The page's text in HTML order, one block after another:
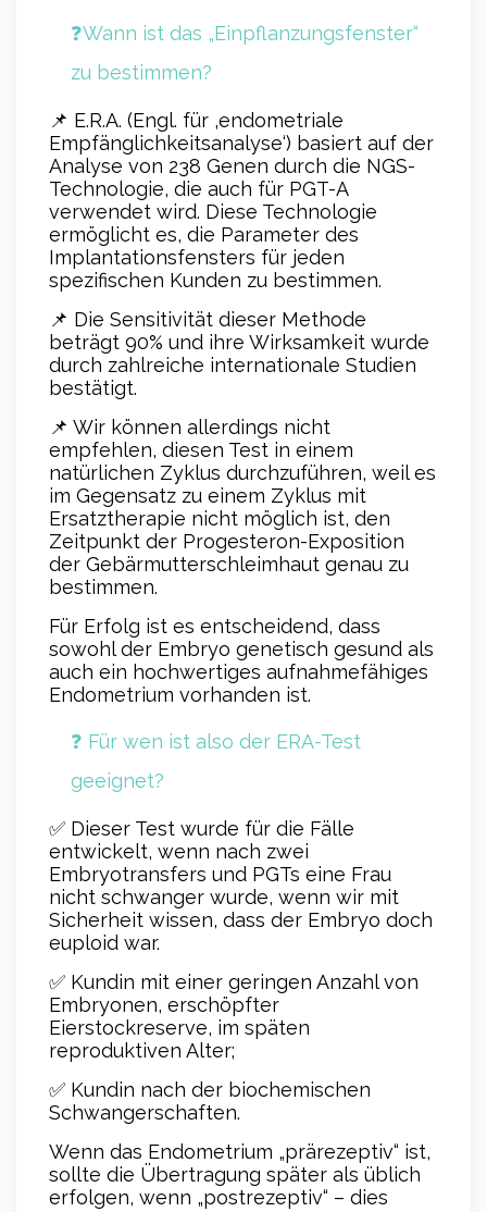
❓Wann ist das „Einpflanzungsfenster“
zu bestimmen?
📌 E.R.A. (Engl. für ‚endometriale
Empfänglichkeitsanalyse‘) basiert auf der
Analyse von 238 Genen durch die NGS-
Technologie, die auch für PGT-A
verwendet wird. Diese Technologie
ermöglicht es, die Parameter des
Implantationsfensters für jeden
spezifischen Kunden zu bestimmen.
📌 Die Sensitivität dieser Methode
beträgt 90% und ihre Wirksamkeit wurde
durch zahlreiche internationale Studien
bestätigt.
📌 Wir können allerdings nicht
empfehlen, diesen Test in einem
natürlichen Zyklus durchzuführen, weil es
im Gegensatz zu einem Zyklus mit
Ersatztherapie nicht möglich ist, den
Zeitpunkt der Progesteron-Exposition
der Gebärmutterschleimhaut genau zu
bestimmen.
Für Erfolg ist es entscheidend, dass
sowohl der Embryo genetisch gesund als
auch ein hochwertiges aufnahmefähiges
Endometrium vorhanden ist.
❓ Für wen ist also der ERA-Test
geeignet?
✅ Dieser Test wurde für die Fälle
entwickelt, wenn nach zwei
Embryotransfers und PGTs eine Frau
nicht schwanger wurde, wenn wir mit
Sicherheit wissen, dass der Embryo doch
euploid war.
✅ Kundin mit einer geringen Anzahl von
Embryonen, erschöpfter
Eierstockreserve, im späten
reproduktiven Alter;
✅ Kundin nach der biochemischen
Schwangerschaften.
Wenn das Endometrium „prärezeptiv“ ist,
sollte die Übertragung später als üblich
erfolgen, wenn „postrezeptiv“ – dies